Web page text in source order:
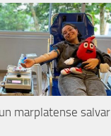
marplatense salvar